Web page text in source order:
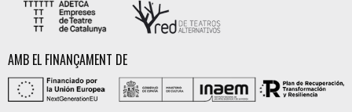
AMB EL FINANÇAMENT DE